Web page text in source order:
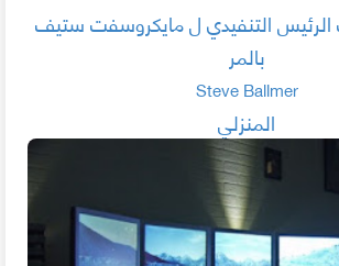
التنفيدي ل مايكروسفت ستيف
بالمر
Steve Ballmer
المنزلي